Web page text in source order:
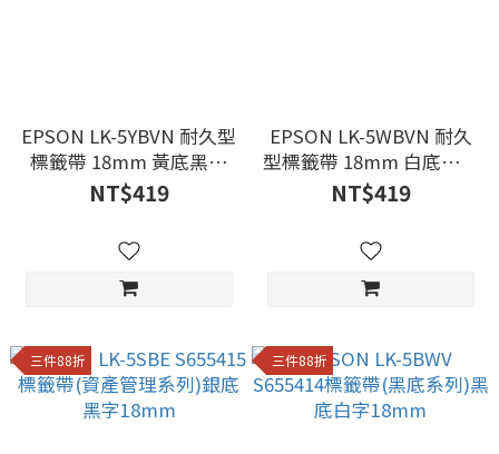
EPSON LK-5YBVN 耐久型
標籤帶 18mm 黃底黑字
S655424
NT$419
EPSON LK-5WBVN 耐久
型標籤帶 18mm 白底黑字
S655423
NT$419
三件88折 三件88折